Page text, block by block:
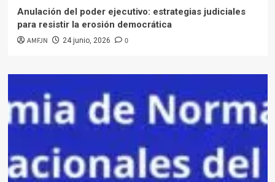
Anulación del poder ejecutivo: estrategias judiciales
para resistir la erosión democrática
AMFJN 24 junio, 2026 0